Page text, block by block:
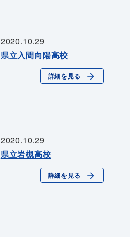
2020.10.29
県立入間向陽高校
詳細を見る
2020.10.29
県立岩槻高校
詳細を見る